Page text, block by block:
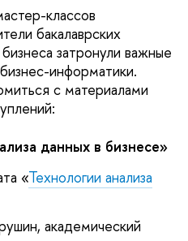
классов
бакалаврских
затронули важные
информатики.
с материалами
данных в бизнесе»
«Технологии анализа
академический